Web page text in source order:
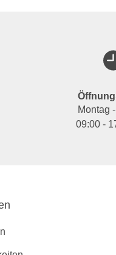
Montag
09:00 -